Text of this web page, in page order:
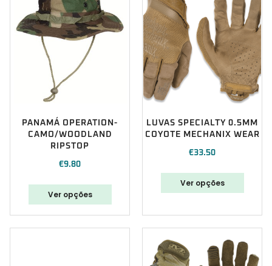
PANAMÁ OPERATION-
CAMO/WOODLAND
RIPSTOP
€9.80
Ver opções
LUVAS SPECIALTY 0.5MM
COYOTE MECHANIX WEAR
€33.50
Ver opções